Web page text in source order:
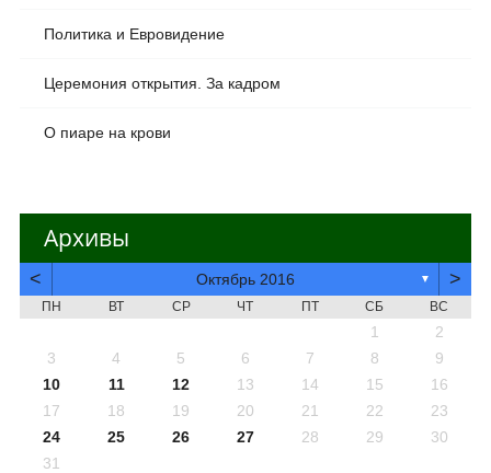
Политика и Евровидение
Церемония открытия. За кадром
О пиаре на крови
Архивы
< Октябрь 2016 ▼ >
ПН ВТ СР ЧТ ПТ СБ ВС
1
2
3
4 5 6 7 8
9
10
11 12 13 14 15
16
17
18 19 20 21 22
23
24
25 26 27 28 29
30
31